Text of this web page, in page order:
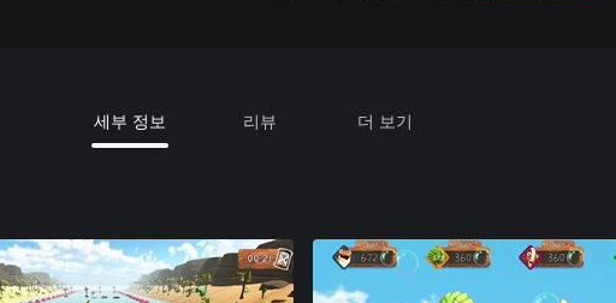
세부 정보 리뷰 더 보기